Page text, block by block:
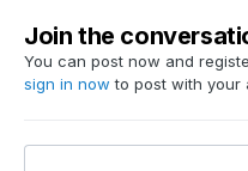
Join the
You can post now and
sign in now to post with your